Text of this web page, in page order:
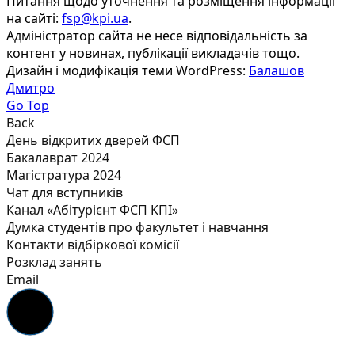
на сайті: fsp@kpi.ua.
Адміністратор сайта не несе відповідальність за
контент у новинах, публікації викладачів тощо.
Дизайн і модифікація теми WordPress: Балашов
Дмитро
Go Top
Back
День відкритих дверей ФСП
Бакалаврат 2024
Магістратура 2024
Чат для вступників
Канал «Абітурієнт ФСП КПІ»
Думка студентів про факультет і навчання
Контакти відбіркової комісії
Розклад занять
Email